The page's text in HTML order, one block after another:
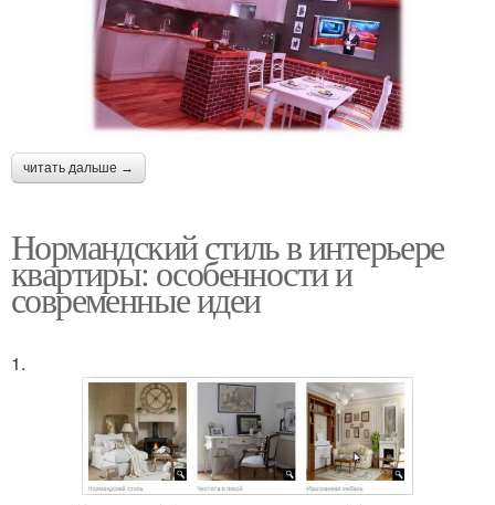
читать дальше →
Нормандский стиль в интерьере
квартиры: особенности и
современные идеи
1.